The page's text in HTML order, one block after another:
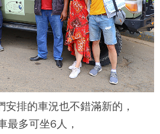
排的車況也不錯滿新的，
最多可坐6人，